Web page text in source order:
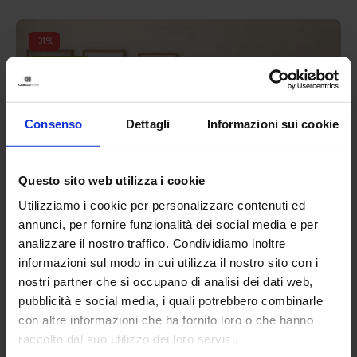
Consenso Dettagli Informazioni sui cookie
Questo sito web utilizza i cookie
Utilizziamo i cookie per personalizzare contenuti ed
annunci, per fornire funzionalità dei social media e per
analizzare il nostro traffico. Condividiamo inoltre
informazioni sul modo in cui utilizza il nostro sito con i
nostri partner che si occupano di analisi dei dati web,
pubblicità e social media, i quali potrebbero combinarle
con altre informazioni che ha fornito loro o che hanno
raccolto dal suo utilizzo dei loro servizi.
-31%